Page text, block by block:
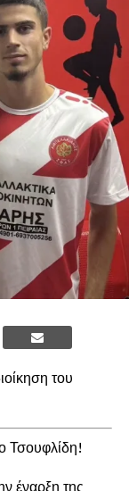
του
Τσουφλίδη!
έναρξη της